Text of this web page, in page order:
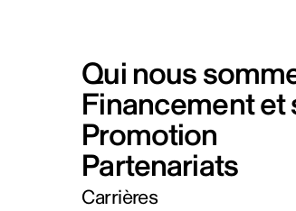
Qui nous
Financement et
Promotion
Partenariats
Carrières